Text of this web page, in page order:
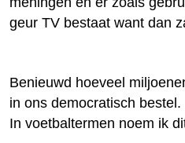
geur TV bestaat want dan
Benieuwd hoeveel
in ons democratisch
In voetbaltermen noem ik